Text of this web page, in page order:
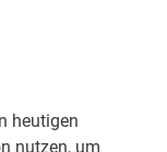
heutigen
nutzen, um